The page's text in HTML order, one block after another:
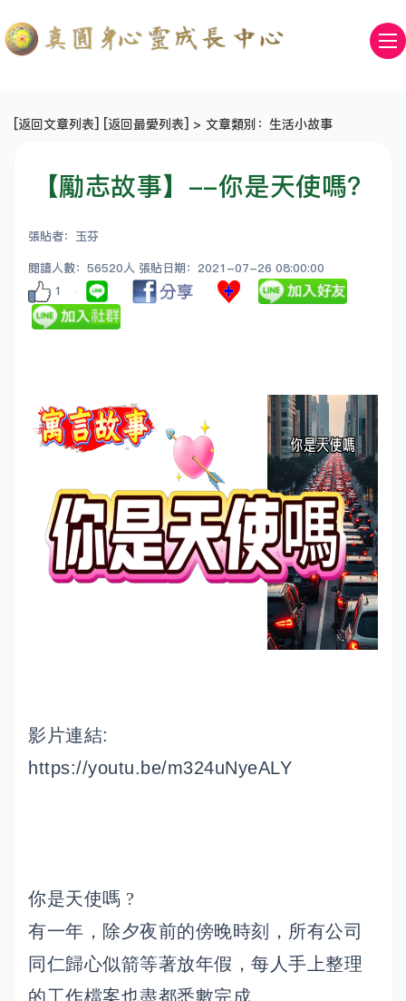
[返回文章列表] [返回最愛列表] > 文章類別：生活小故事
【勵志故事】--你是天使嗎？
張貼者：玉芬
閱讀人數：56520人 張貼日期：2021-07-26 08:00:00
1
影片連結:
https://youtu.be/m324uNyeALY
你是天使嗎 ?
有一年，除夕夜前的傍晚時刻，所有公司
同仁歸心似箭等著放年假，每人手上整理
的工作檔案也盡都悉數完成。